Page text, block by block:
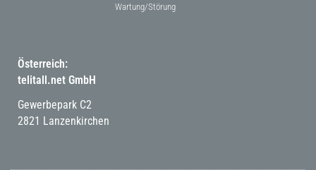
Wartung/Störung
Österreich:
telitall.net GmbH
Gewerbepark C2
2821 Lanzenkirchen